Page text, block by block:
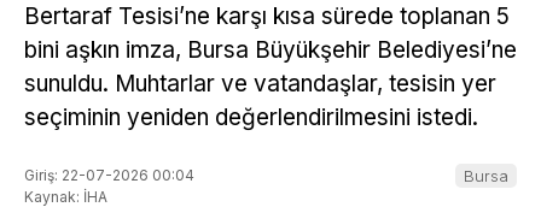
Bertaraf Tesisi’ne karşı kısa sürede toplanan 5
bini aşkın imza, Bursa Büyükşehir Belediyesi’ne
sunuldu. Muhtarlar ve vatandaşlar, tesisin yer
seçiminin yeniden değerlendirilmesini istedi.
Giriş: 22-07-2026 00:04
Kaynak: İHA
Bursa